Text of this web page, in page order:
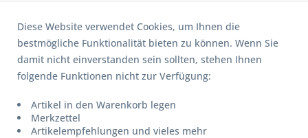
Informationen
Newsletter
Widerruf erklären
Diese Website verwendet Cookies, um Ihnen die
bestmögliche Funktionalität bieten zu können. Wenn Sie
damit nicht einverstanden sein sollten, stehen Ihnen
folgende Funktionen nicht zur Verfügung:
Artikel in den Warenkorb legen
Merkzettel
Artikelempfehlungen und vieles mehr